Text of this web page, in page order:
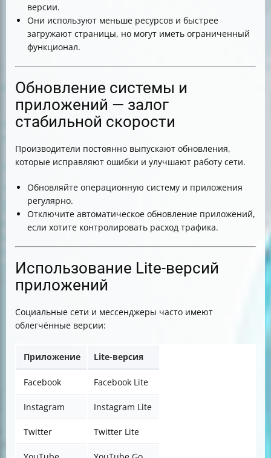
версии.
Они используют меньше ресурсов и быстрее
загружают страницы, но могут иметь ограниченный
функционал.
Обновление системы и
приложений — залог
стабильной скорости
Производители постоянно выпускают обновления,
которые исправляют ошибки и улучшают работу сети.
Обновляйте операционную систему и приложения
регулярно.
Отключите автоматическое обновление приложений,
если хотите контролировать расход трафика.
Использование Lite-версий
приложений
Социальные сети и мессенджеры часто имеют
облегчённые версии:
Приложение Lite-версия
Facebook Facebook Lite
Instagram Instagram Lite
Twitter Twitter Lite